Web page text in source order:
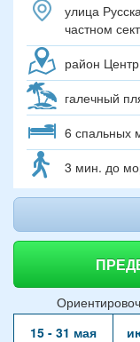
улица
частном
район Центр
галечный
6 спальных
3 мин. до
15 - 31 мая